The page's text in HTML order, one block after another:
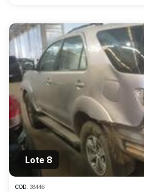
Lote 8
COD. 38446